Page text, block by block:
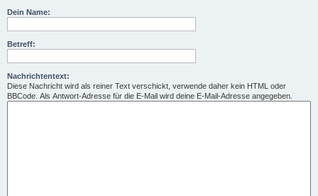
Dein Name:
Betreff:
Nachrichtentext:
Diese Nachricht wird als reiner Text verschickt, verwende daher kein HTML oder
BBCode. Als Antwort-Adresse für die E-Mail wird deine E-Mail-Adresse angegeben.